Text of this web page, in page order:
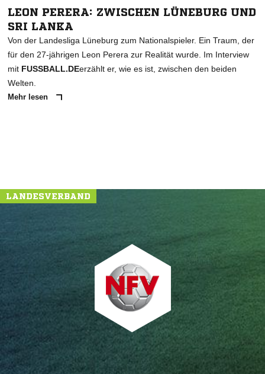
LEON PERERA: ZWISCHEN LÜNEBURG UND
SRI LANKA
Von der Landesliga Lüneburg zum Nationalspieler. Ein Traum, der
für den 27-jährigen Leon Perera zur Realität wurde. Im Interview
mit FUSSBALL.DEerzählt er, wie es ist, zwischen den beiden
Welten.
Mehr lesen
LANDESVERBAND